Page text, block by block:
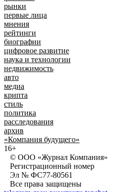
рынки
первые лица
мнения
рейтинги
биографии
цифровое развитие
наука и технологии
недвижимость
авто
медиа
крипта
стиль
политика
расследования
архив
«Компания будущего»
16+
© ООО «Журнал Компания»
Регистрационный номер
Эл № ФС77-80561
Все права защищены